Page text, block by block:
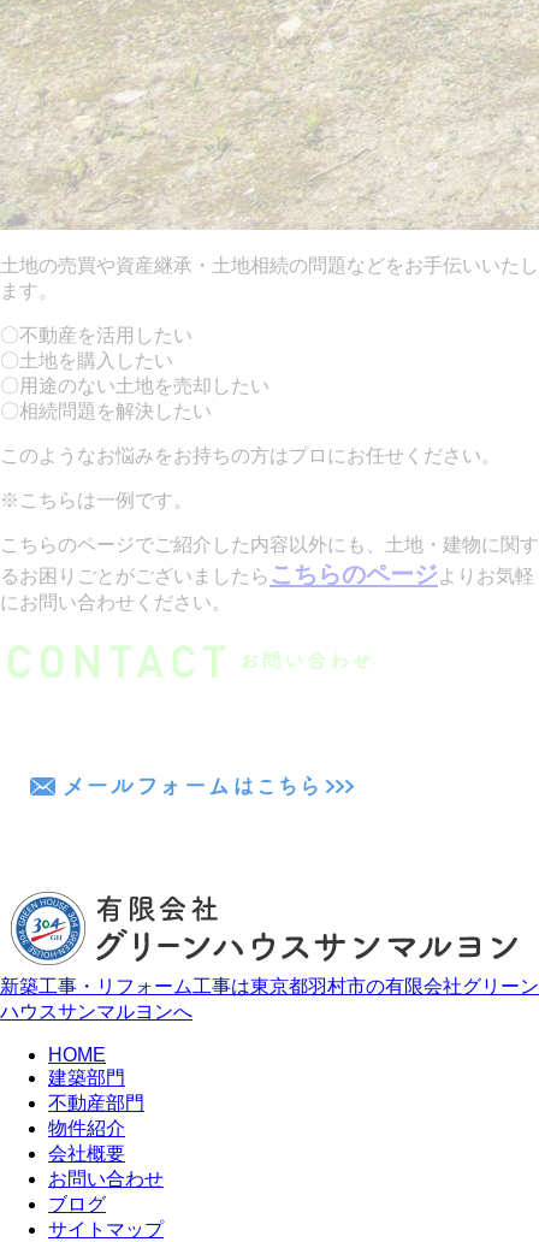
土地の売買や資産継承・土地相続の問題などをお手伝いいたし
ます。
〇不動産を活用したい
〇土地を購入したい
〇用途のない土地を売却したい
〇相続問題を解決したい
このようなお悩みをお持ちの方はプロにお任せください。
※こちらは一例です。
こちらのページでご紹介した内容以外にも、土地・建物に関す
るお困りごとがございましたら こちらのページよりお気軽
にお問い合わせください。
新築工事・リフォーム工事は東京都羽村市の有限会社グリーン
ハウスサンマルヨンへ
HOME
建築部門
不動産部門
物件紹介
会社概要
お問い合わせ
ブログ
サイトマップ